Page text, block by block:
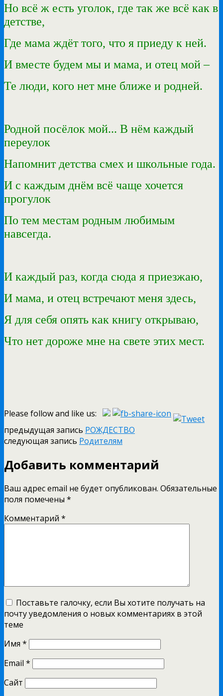
Но всё ж есть уголок, где так же всё как в
детстве,
Где мама ждёт того, что я приеду к ней.
И вместе будем мы и мама, и отец мой –
Те люди, кого нет мне ближе и родней.
Родной посёлок мой... В нём каждый
переулок
Напомнит детства смех и школьные года.
И с каждым днём всё чаще хочется
прогулок
По тем местам родным любимым
навсегда.
И каждый раз, когда сюда я приезжаю,
И мама, и отец встречают меня здесь,
Я для себя опять как книгу открываю,
Что нет дороже мне на свете этих мест.
Please follow and like us:
предыдущая запись РОЖДЕСТВО
следующая запись Родителям
Добавить комментарий
Ваш адрес email не будет опубликован. Обязательные
поля помечены *
Комментарий *
Поставьте галочку, если Вы хотите получать на
почту уведомления о новых комментариях в этой
теме
Имя *
Email *
Сайт